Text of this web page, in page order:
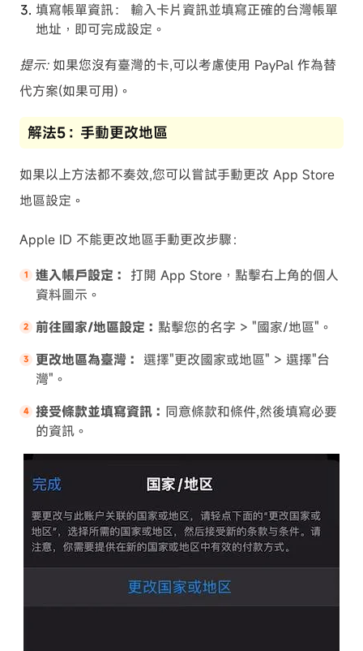
填寫帳單資訊： 輸入卡片資訊並填寫正確的台灣帳單
地址，即可完成設定。
提示:如果您沒有臺灣的卡,可以考慮使用 PayPal 作為替
代方案(如果可用)。
解法5：手動更改地區
如果以上方法都不奏效,您可以嘗試手動更改 App Store
地區設定。
Apple ID 不能更改地區手動更改步驟：
進入帳戶設定： 打開 App Store，點擊右上角的個人
資料圖示。
前往國家/地區設定： 點擊您的名字 > "國家/地區"。
更改地區為臺灣： 選擇"更改國家或地區" > 選擇"台
灣"。
接受條款並填寫資訊： 同意條款和條件,然後填寫必要
的資訊。